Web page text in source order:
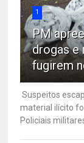
1
PM
drogas e
fugirem
Suspeitos
material ilícito
Policiais